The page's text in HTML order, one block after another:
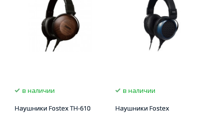
в наличии
Наушники Fostex TH-610
в наличии
Наушники Fostex